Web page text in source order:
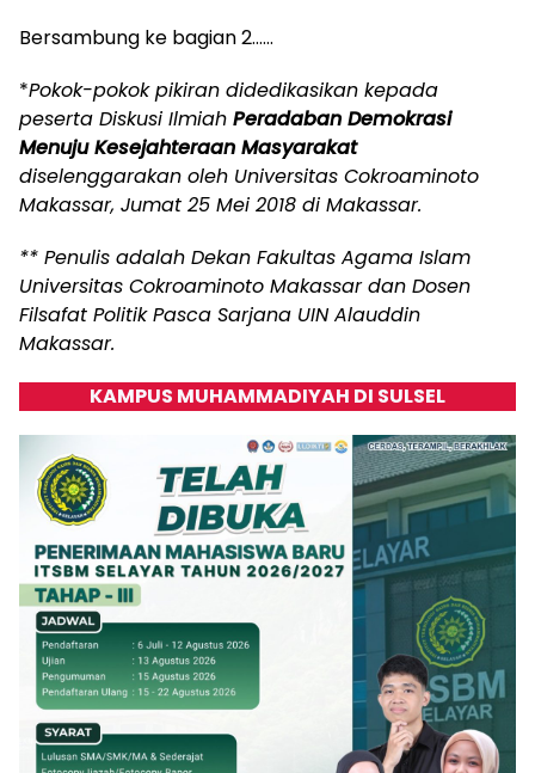
Bersambung ke bagian 2……
*Pokok-pokok pikiran didedikasikan kepada
peserta Diskusi Ilmiah Peradaban Demokrasi
Menuju Kesejahteraan Masyarakat
diselenggarakan oleh Universitas Cokroaminoto
Makassar, Jumat 25 Mei 2018 di Makassar.
** Penulis adalah Dekan Fakultas Agama Islam
Universitas Cokroaminoto Makassar dan Dosen
Filsafat Politik Pasca Sarjana UIN Alauddin
Makassar.
KAMPUS MUHAMMADIYAH DI SULSEL